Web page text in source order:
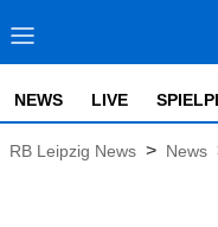
NEWS LIVE
RB Leipzig News > News